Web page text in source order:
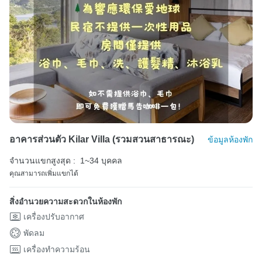
อาคารส่วนตัว Kilar Villa (รวมสวนสาธารณะ) ข้อมูลห้องพัก
จำนวนแขกสูงสุด : 1~34 บุคคล
คุณสามารถเพิ่มแขกได้
สิ่งอำนวยความสะดวกในห้องพัก
เครื่องปรับอากาศ
พัดลม
เครื่องทำความร้อน